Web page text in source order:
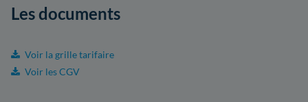
Les documents
Voir la grille tarifaire
Voir les CGV